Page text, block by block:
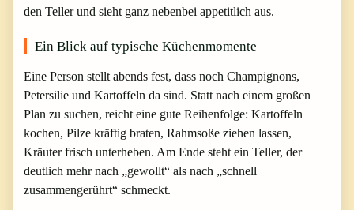
den Teller und sieht ganz nebenbei appetitlich aus.
Ein Blick auf typische Küchenmomente
Eine Person stellt abends fest, dass noch Champignons,
Petersilie und Kartoffeln da sind. Statt nach einem großen
Plan zu suchen, reicht eine gute Reihenfolge: Kartoffeln
kochen, Pilze kräftig braten, Rahmsoße ziehen lassen,
Kräuter frisch unterheben. Am Ende steht ein Teller, der
deutlich mehr nach „gewollt“ als nach „schnell
zusammengerührt“ schmeckt.